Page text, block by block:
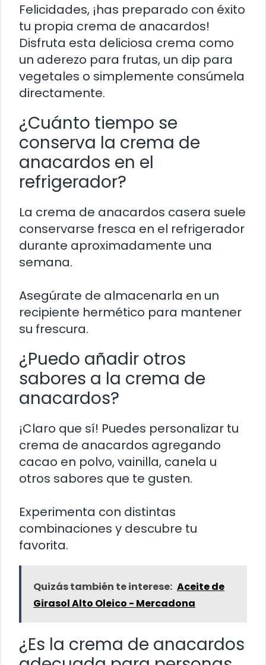
Felicidades, ¡has preparado con éxito
tu propia crema de anacardos!
Disfruta esta deliciosa crema como
un aderezo para frutas, un dip para
vegetales o simplemente consúmela
directamente.
¿Cuánto tiempo se
conserva la crema de
anacardos en el
refrigerador?
La crema de anacardos casera suele
conservarse fresca en el refrigerador
durante aproximadamente una
semana.
Asegúrate de almacenarla en un
recipiente hermético para mantener
su frescura.
¿Puedo añadir otros
sabores a la crema de
anacardos?
¡Claro que sí! Puedes personalizar tu
crema de anacardos agregando
cacao en polvo, vainilla, canela u
otros sabores que te gusten.
Experimenta con distintas
combinaciones y descubre tu
favorita.
Quizás también te interese: Aceite de
Girasol Alto Oleico - Mercadona
¿Es la crema de anacardos